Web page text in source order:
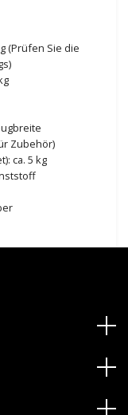
(Prüfen Sie die
Zubehör)
ca. 5 kg